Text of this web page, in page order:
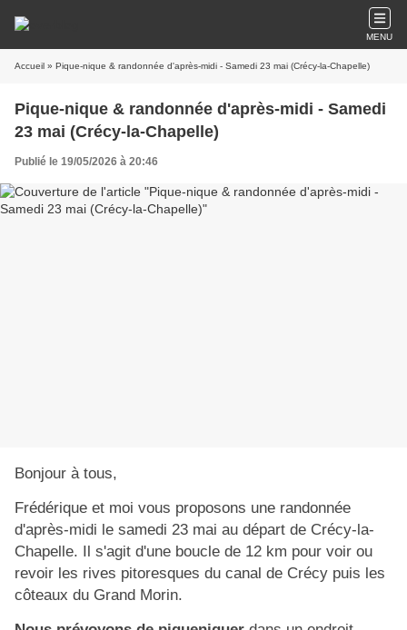
MENU
Accueil » Pique-nique & randonnée d'après-midi - Samedi 23 mai (Crécy-la-Chapelle)
Pique-nique & randonnée d'après-midi - Samedi
23 mai (Crécy-la-Chapelle)
Publié le 19/05/2026 à 20:46
Bonjour à tous,
Frédérique et moi vous proposons une randonnée
d'après-midi le samedi 23 mai au départ de Crécy-la-
Chapelle. Il s'agit d'une boucle de 12 km pour voir ou
revoir les rives pitoresques du canal de Crécy puis les
côteaux du Grand Morin.